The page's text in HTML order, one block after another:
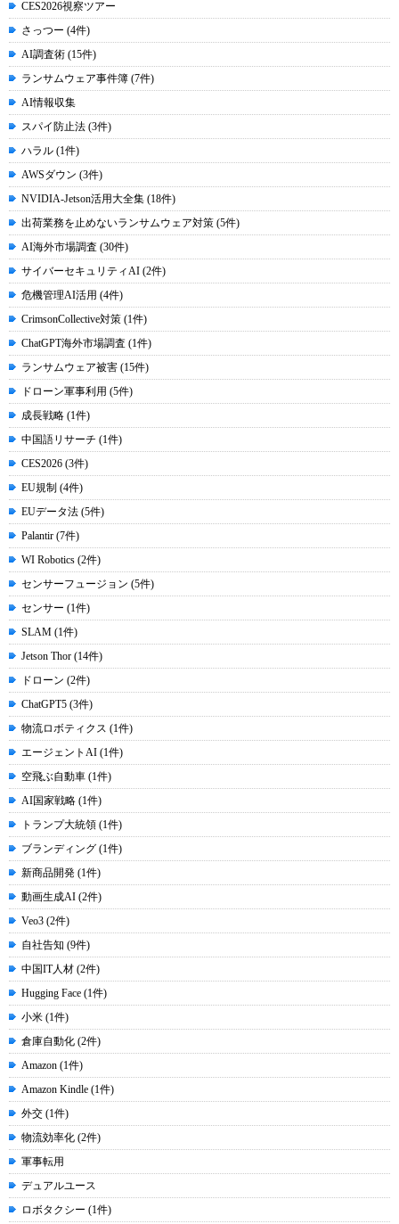
CES2026視察ツアー
さっつー (4件)
AI調査術 (15件)
ランサムウェア事件簿 (7件)
AI情報収集
スパイ防止法 (3件)
ハラル (1件)
AWSダウン (3件)
NVIDIA-Jetson活用大全集 (18件)
出荷業務を止めないランサムウェア対策 (5件)
AI海外市場調査 (30件)
サイバーセキュリティAI (2件)
危機管理AI活用 (4件)
CrimsonCollective対策 (1件)
ChatGPT海外市場調査 (1件)
ランサムウェア被害 (15件)
ドローン軍事利用 (5件)
成長戦略 (1件)
中国語リサーチ (1件)
CES2026 (3件)
EU規制 (4件)
EUデータ法 (5件)
Palantir (7件)
WI Robotics (2件)
センサーフュージョン (5件)
センサー (1件)
SLAM (1件)
Jetson Thor (14件)
ドローン (2件)
ChatGPT5 (3件)
物流ロボティクス (1件)
エージェントAI (1件)
空飛ぶ自動車 (1件)
AI国家戦略 (1件)
トランプ大統領 (1件)
ブランディング (1件)
新商品開発 (1件)
動画生成AI (2件)
Veo3 (2件)
自社告知 (9件)
中国IT人材 (2件)
Hugging Face (1件)
小米 (1件)
倉庫自動化 (2件)
Amazon (1件)
Amazon Kindle (1件)
外交 (1件)
物流効率化 (2件)
軍事転用
デュアルユース
ロボタクシー (1件)